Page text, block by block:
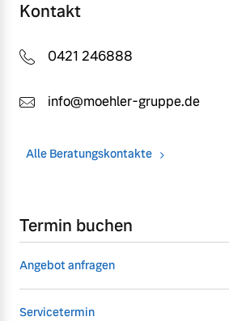
Kontakt
0421 246888
info@moehler-gruppe.de
Alle Beratungskontakte
Termin buchen
Angebot anfragen
Servicetermin